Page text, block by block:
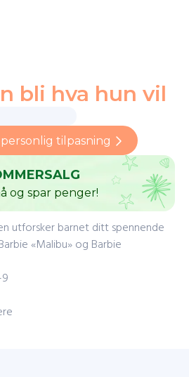
bli hva hun vil
tilpasning
og spar penger!
utforsker barnet ditt spennende
«Malibu» og Barbie